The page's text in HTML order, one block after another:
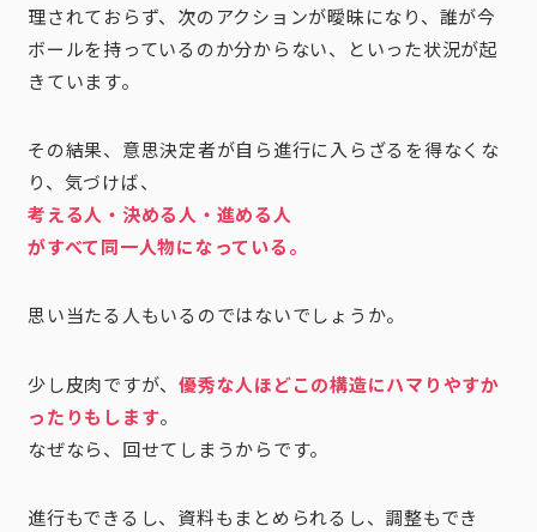
理されておらず、次のアクションが曖昧になり、誰が今
ボールを持っているのか分からない、といった状況が起
きています。
その結果、意思決定者が自ら進行に入らざるを得なくな
り、気づけば、
考える人・決める人・進める人
がすべて同一人物になっている。
思い当たる人もいるのではないでしょうか。
少し皮肉ですが、 優秀な人ほどこの構造にハマりやすか
ったりもします。
なぜなら、回せてしまうからです。
進行もできるし、資料もまとめられるし、調整もでき